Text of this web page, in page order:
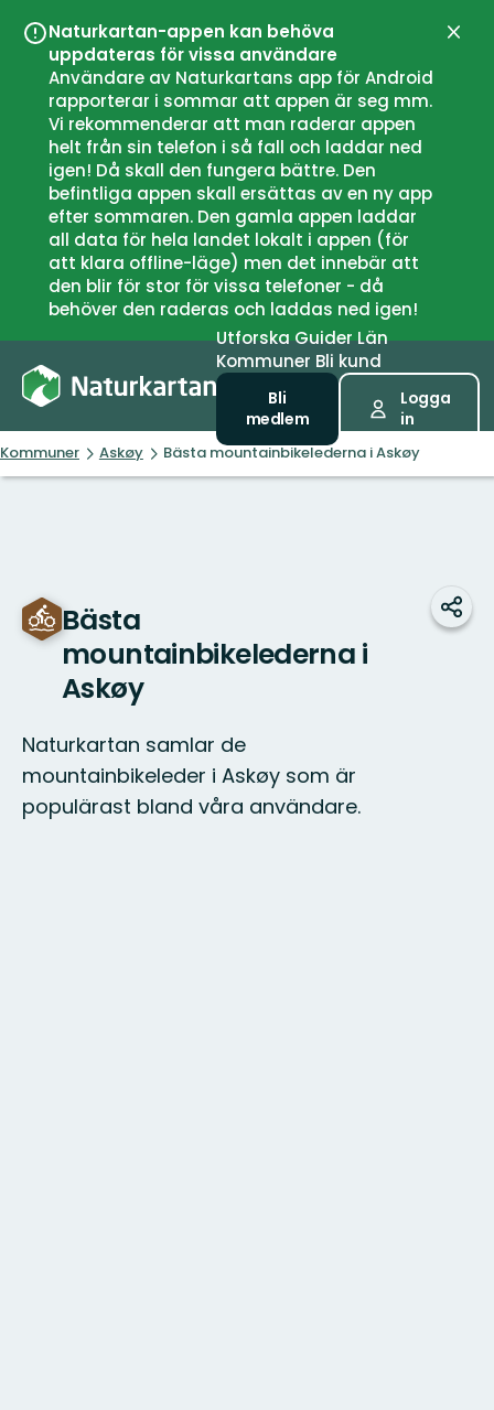
Naturkartan-appen kan behöva
uppdateras för vissa användare
Användare av Naturkartans app för Android
rapporterar i sommar att appen är seg mm.
Vi rekommenderar att man raderar appen
helt från sin telefon i så fall och laddar ned
igen! Då skall den fungera bättre. Den
befintliga appen skall ersättas av en ny app
efter sommaren. Den gamla appen laddar
all data för hela landet lokalt i appen (för
att klara offline-läge) men det innebär att
den blir för stor för vissa telefoner - då
behöver den raderas och laddas ned igen!
UtforskaGuiderLän
Kommuner Bli kund
Bli
medlem
Logga
in
Kommuner Askøy Bästa mountainbikelederna i Askøy
Bästa
mountainbikelederna i
Askøy
Naturkartan samlar de
mountainbikeleder i Askøy som är
populärast bland våra användare.
Dela